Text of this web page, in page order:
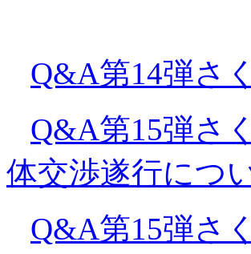
Q&A第14弾さ
Q&A第15弾さ
体交渉遂行につ
Q&A第15弾さ